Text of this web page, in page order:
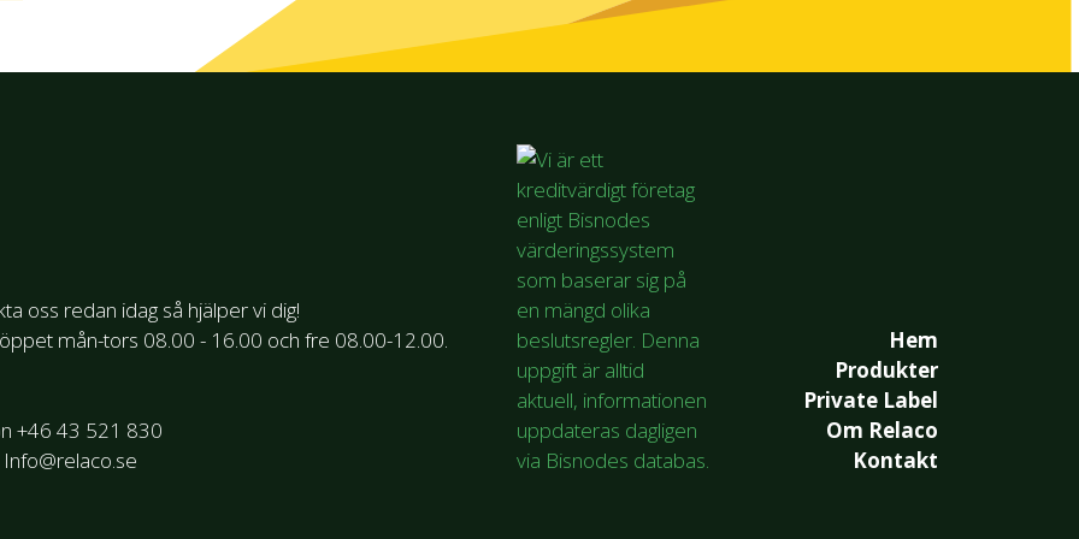
oss redan idag så hjälper vi dig!
mån-tors 08.00 - 16.00 och fre 08.00-12.00.
+46 43 521 830
Info@relaco.se
Hem
Produkter
Private Label
Om Relaco
Kontakt